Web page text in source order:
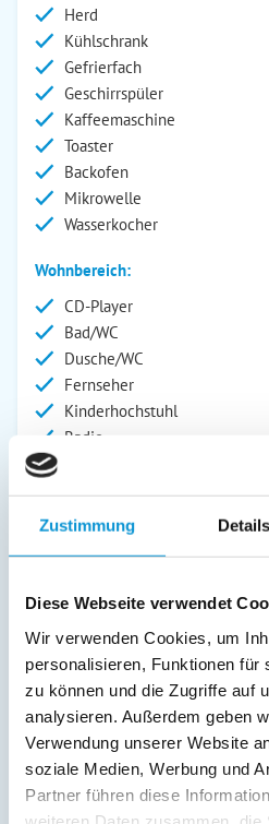
Zustimmung Details
Diese Webseite verwendet
Wir verwenden Cookies, um
personalisieren, Funktionen für
zu können und die Zugriffe auf
analysieren. Außerdem geben
Verwendung unserer Website
soziale Medien, Werbung und
Partner führen diese
Herd
Kühlschrank
Gefrierfach
Geschirrspüler
Kaffeemaschine
Toaster
Backofen
Mikrowelle
Wasserkocher
Wohnbereich:
CD-Player
Bad/WC
Dusche/WC
Fernseher
Kinderhochstuhl
Radio
Außenanlage:
Gartenstühle
Abstellraum
Service:
Verpflegung:
Beschreibung